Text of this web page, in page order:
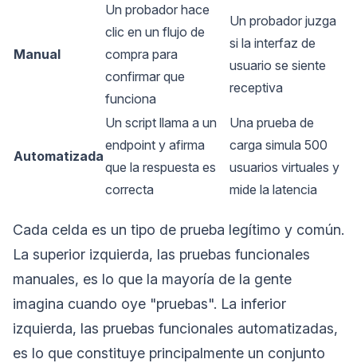
Manual
Un probador hace
clic en un flujo de
compra para
confirmar que
funciona
Un probador juzga
si la interfaz de
usuario se siente
receptiva
Automatizada
Un script llama a un
endpoint y afirma
que la respuesta es
correcta
Una prueba de
carga simula 500
usuarios virtuales y
mide la latencia
Cada celda es un tipo de prueba legítimo y común.
La superior izquierda, las pruebas funcionales
manuales, es lo que la mayoría de la gente
imagina cuando oye "pruebas". La inferior
izquierda, las pruebas funcionales automatizadas,
es lo que constituye principalmente un conjunto